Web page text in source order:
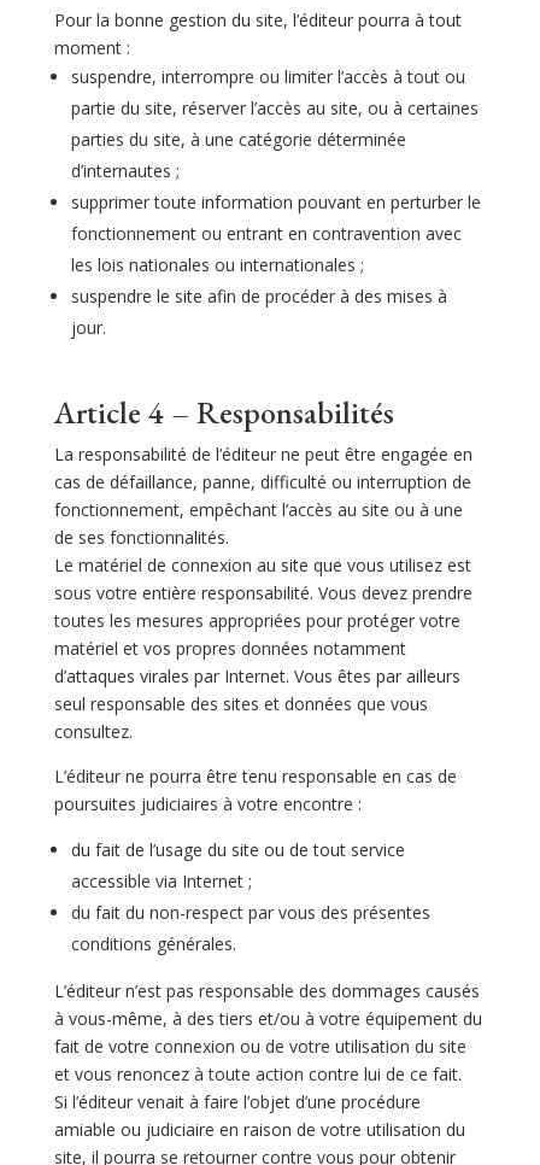
Pour la bonne gestion du site, l’éditeur pourra à tout
moment :
suspendre, interrompre ou limiter l’accès à tout ou
partie du site, réserver l’accès au site, ou à certaines
parties du site, à une catégorie déterminée
d’internautes ;
supprimer toute information pouvant en perturber le
fonctionnement ou entrant en contravention avec
les lois nationales ou internationales ;
suspendre le site afin de procéder à des mises à
jour.
Article 4 – Responsabilités
La responsabilité de l’éditeur ne peut être engagée en
cas de défaillance, panne, difficulté ou interruption de
fonctionnement, empêchant l’accès au site ou à une
de ses fonctionnalités.
Le matériel de connexion au site que vous utilisez est
sous votre entière responsabilité. Vous devez prendre
toutes les mesures appropriées pour protéger votre
matériel et vos propres données notamment
d’attaques virales par Internet. Vous êtes par ailleurs
seul responsable des sites et données que vous
consultez.
L’éditeur ne pourra être tenu responsable en cas de
poursuites judiciaires à votre encontre :
du fait de l’usage du site ou de tout service
accessible via Internet ;
du fait du non-respect par vous des présentes
conditions générales.
L’éditeur n’est pas responsable des dommages causés
à vous-même, à des tiers et/ou à votre équipement du
fait de votre connexion ou de votre utilisation du site
et vous renoncez à toute action contre lui de ce fait.
Si l’éditeur venait à faire l’objet d’une procédure
amiable ou judiciaire en raison de votre utilisation du
site, il pourra se retourner contre vous pour obtenir